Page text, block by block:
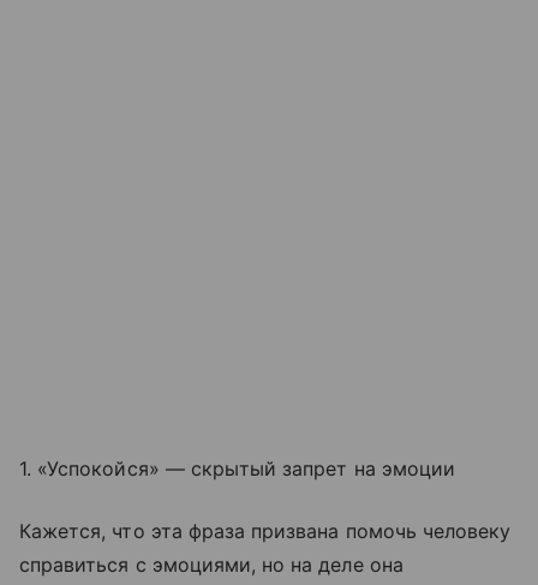
1. «Успокойся» — скрытый запрет на эмоции
Кажется, что эта фраза призвана помочь человеку
справиться с эмоциями, но на деле она